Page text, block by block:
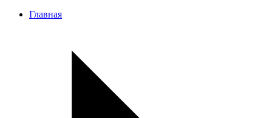
Главная